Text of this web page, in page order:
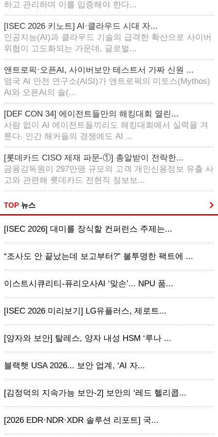
하고 관리하며 이를 입증해야 한다...
[ISEC 2026 키노트] AI·클라우드 시대 자...
인공지능(AI)과 클라우드 기술의 급격한 확산으로 사이버
위협이 고도화되는 가운데, 글로벌...
앤트로픽·오픈AI, 사이버보안 테스트서 가짜 신원 ...
영국 AI 안전 연구소(AISI)가 앤트로픽의 미토스(Mythos)
AI와 오픈AI의 솔(...
[DEF CON 34] 에이전트들만의 해킹대회 열린...
사람 없이 AI 에이전트들끼리도 해킹대회에서 실력을 겨
룬다. 인간 해커들의 경쟁에도 AI ...
[롯데카드 CISO 제재 파문-①] 총알받이 전락한...
금융감독원이 297만명 규모의 고객 개인신용정보 유출 사
고와 관련해 롯데카드 전현직 정보보...
TOP 뉴스
[ISEC 2026] 대미를 장식할 컨퍼런스 주제는...
“조사도 안 끝났는데 보고부터?” 불투명한 팩트에 ...
이스트시큐리티-퓨리오사AI ‘맞손’... NPU 품...
[ISEC 2026 미리보기] LG유플러스, 제로트...
[양자와 보안] 탈레스, 양자 내성 HSM ‘루나 ...
블랙햇 USA 2026... 보안 업계, ‘AI 자...
[김정덕의 지속가능 보안-2] 보안의 ‘레드 헬리콥...
[2026 EDR·NDR·XDR 솔루션 리포트] 국...